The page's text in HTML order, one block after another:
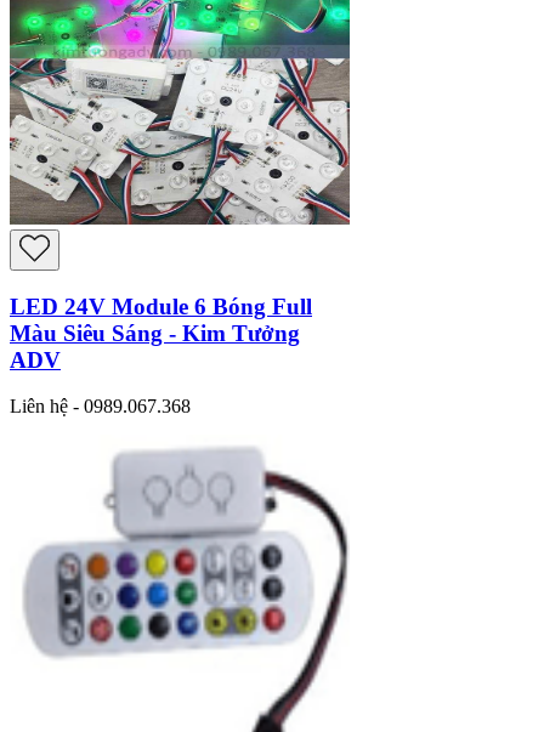
LED 24V Module 6 Bóng Full
Màu Siêu Sáng - Kim Tưởng
ADV
Liên hệ - 0989.067.368